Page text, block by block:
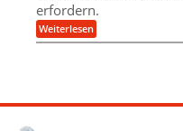
a
p
p
V
b
a
u
:
c
erfordern.
Weiterlesen:
K
k